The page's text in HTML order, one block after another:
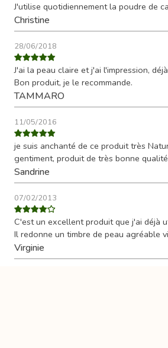
J'utilise quotidiennement la poudre de
Christine
28/06/2018
J'ai la peau claire et j'ai l'impression,
Bon produit, je le recommande.
TAMMARO
11/05/2016
je suis anchanté de ce produit très
gentiment, produit de très bonne
Sandrine
07/02/2013
C'est un excellent produit que j'ai déjà
Il redonne un timbre de peau agréable
Virginie